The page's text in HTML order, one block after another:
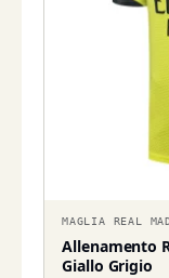
MAGLIA REAL
Allenamento
Giallo Grigio